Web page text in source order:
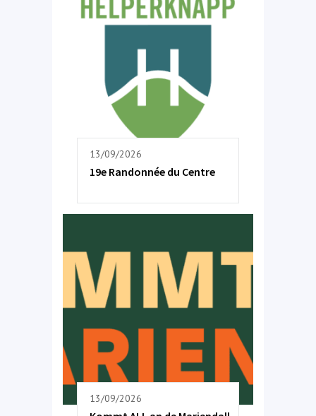
13/09/2026
19e Randonnée du Centre
13/09/2026